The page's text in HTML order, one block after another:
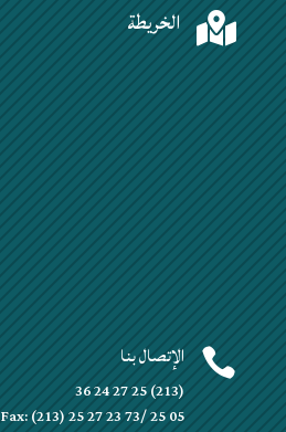
 الخريطة
 الإتصال بنا
(213) 25 27 24 36
Fax: (213) 25 27 23 73/ 25 05